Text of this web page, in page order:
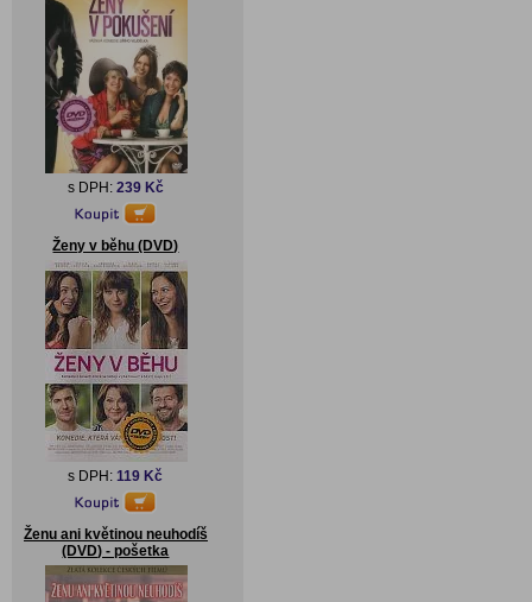
s DPH: 239 Kč
Ženy v běhu (DVD)
s DPH:119 Kč
Ženu ani květinou neuhodíš
(DVD) - pošetka